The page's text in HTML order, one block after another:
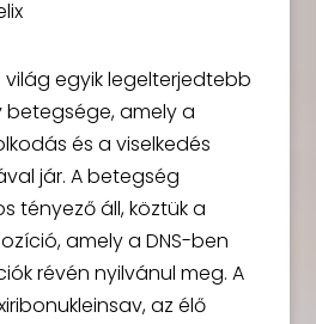
világ egyik legelterjedtebb
amely a
és a viselkedés
jár. A betegség
tényező áll, köztük a
amely a DNS-ben
révén nyilvánul meg. A
az élő